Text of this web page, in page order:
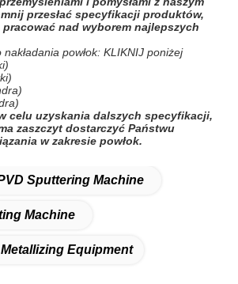
przesłać specyfikacji produktów,
nad wyborem najlepszych
powłok: KLIKNIJ poniżej
celu uzyskania dalszych specyfikacji,
zaszczyt dostarczyć Państwu
w zakresie powłok.
Sputtering Machine
Machine
Equipment